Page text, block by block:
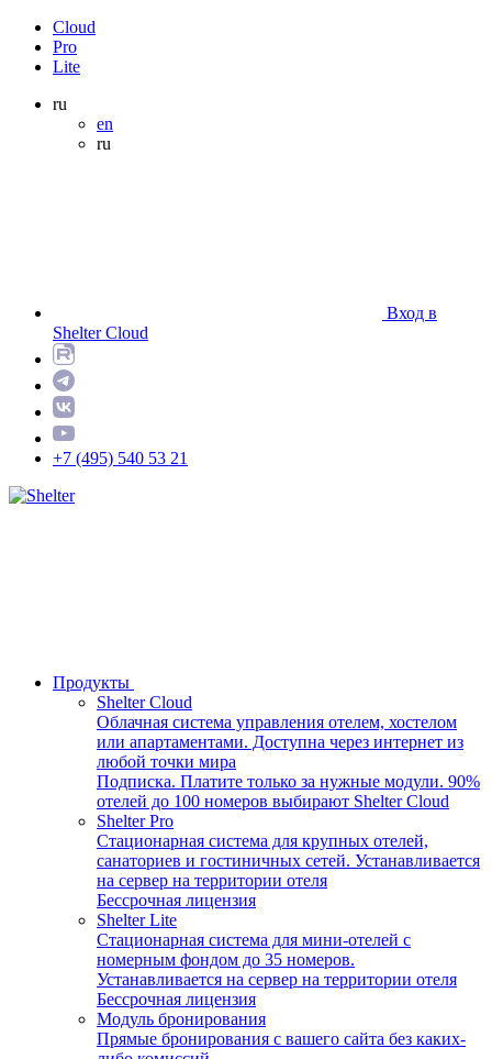
Cloud
Pro
Lite
ru
en
ru
Вход в
Shelter Cloud
+7 (495) 540 53 21
Продукты
Shelter Cloud
Облачная система управления отелем, хостелом
или апартаментами. Доступна через интернет из
любой точки мира
Подписка. Платите только за нужные модули. 90%
отелей до 100 номеров выбирают Shelter Cloud
Shelter Pro
Стационарная система для крупных отелей,
санаториев и гостиничных сетей. Устанавливается
на сервер на территории отеля
Бессрочная лицензия
Shelter Lite
Стационарная система для мини-отелей с
номерным фондом до 35 номеров.
Устанавливается на сервер на территории отеля
Бессрочная лицензия
Модуль бронирования
Прямые бронирования с вашего сайта без каких-